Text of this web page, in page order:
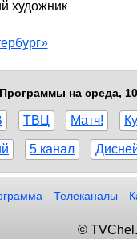
художник
Программы на среда,
ТВЦ Матч!
5 канал
Телеканалы
©